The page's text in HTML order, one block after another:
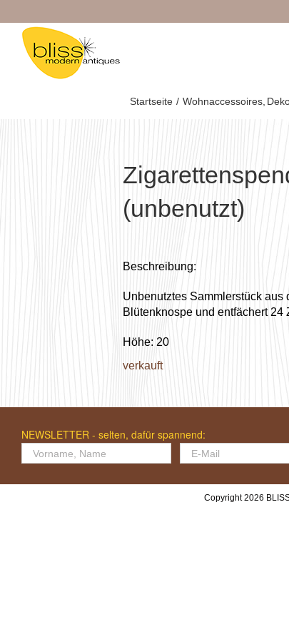
Inhalt
springen
Startseite Wohnaccessoires
(unbenutzt)
Beschreibung:
Unbenutztes Sammlerstück aus
Blütenknospe und entfächert
Höhe: 20
verkauft
NEWSLETTER - selten, dafür spannend:
Copyright 2026